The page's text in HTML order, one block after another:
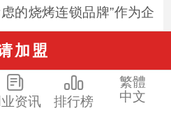
的烧烤连锁品牌”作为企
梦的你，愿每个想通过自
加盟
资讯 排行榜
繁體
中文